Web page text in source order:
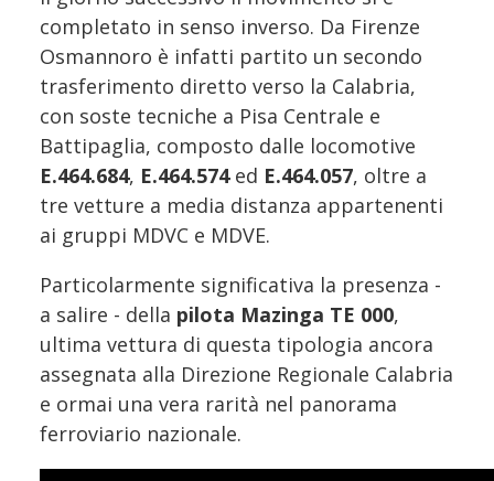
completato in senso inverso. Da Firenze
Osmannoro è infatti partito un secondo
trasferimento diretto verso la Calabria,
con soste tecniche a Pisa Centrale e
Battipaglia, composto dalle locomotive
E.464.684, E.464.574ed E.464.057, oltre a
tre vetture a media distanza appartenenti
ai gruppi MDVC e MDVE.
Particolarmente significativa la presenza -
a salire - della pilota Mazinga TE 000,
ultima vettura di questa tipologia ancora
assegnata alla Direzione Regionale Calabria
e ormai una vera rarità nel panorama
ferroviario nazionale.